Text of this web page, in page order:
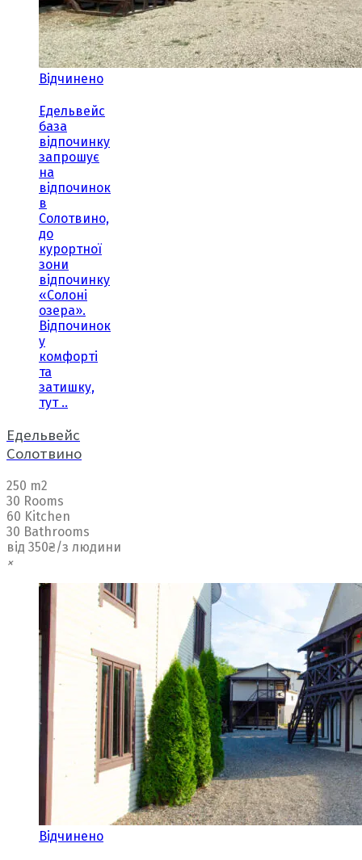
Відчинено
Едельвейс
база
відпочинку
запрошує
на
відпочинок
в
Солотвино,
до
курортної
зони
відпочинку
«Солоні
озера».
Відпочинок
у
комфорті
та
затишку,
тут ..
Едельвейс
Солотвино
250 m2
30 Rooms
60 Kitchen
30 Bathrooms
від 350₴/з людини
×
Відчинено